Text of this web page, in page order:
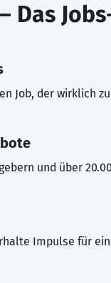
Das
Job, der wirklich
und über
Impulse für